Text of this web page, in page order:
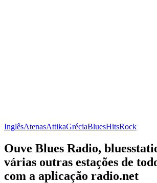
InglêsAtenasAttikaGréciaBluesHitsRock
Ouve Blues Radio,
várias outras estações de
com a aplicação radio.net